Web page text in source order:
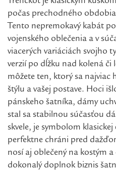
počas prechodného
Tento nepremokavý kabát
vojenského oblečenia a v
viacerých variáciách svojho
verzií po dĺžku nad kolená či
môžete ten, ktorý sa najviac
štýlu a vašej postave. Hoci
pánskeho šatníka, dámy
stal sa stabilnou súčasťou
skvele, je symbolom klasickej
perfektne chráni pred
nosí aj oblečený na kostým
dokonalý doplnok biznis